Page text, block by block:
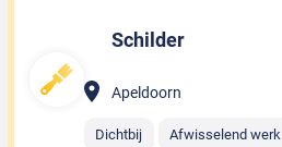
Schilder
Apeldoorn
Dichtbij Afwisselend werk